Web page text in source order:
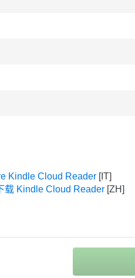
Kindle Cloud Reader
载 Kindle Cloud Reader